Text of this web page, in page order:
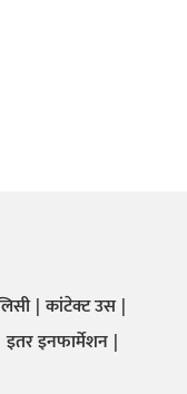
कांटेक्ट उस
इतर इनफार्मेशन